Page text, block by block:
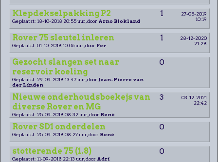
Klepdekselpakking P2 1
27-05-2019
10:19
Geplaatst: 18-10-2018 20:55 uur, door Arno Blokland
Rover 75 sleutel inleren 1
28-12-2020
21:28
Geplaatst: 01-10-2018 10:06 uur, door Fer
Gezocht slangen set naar
reservoir koeling
0
Geplaatst: 29-09-2018 13:47 uur, door Jean-Pierre van
der Linden
Nieuwe onderhoudsboekejs van
diverse Rover en MG
3
03-12-2021
22:42
Geplaatst: 25-09-2018 08:32 uur, door René
Rover SD1 onderdelen 0
Geplaatst: 25-09-2018 08:27 uur, door René
stotterende 75 (1.8) 0
Geplaatst: 11-09-2018 22:13 uur, door Adri